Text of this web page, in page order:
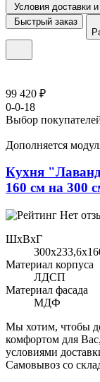
Условия доставки
Быстрый заказ
99 420 ₽
0-0-18
Выбор
Дополняется
Кухня
160 см на 300
Нет
ШхВхГ
Материал корпуса
ЛДСП
Материал фасада
МДФ
Мы хотим, чтобы
комфортом для
условиями
Самовывоз со